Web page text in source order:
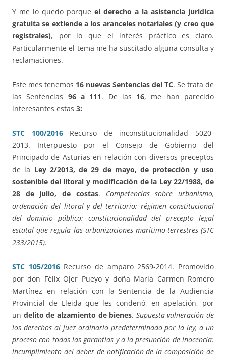
Y me lo quedo porque el derecho a la asistencia jurídica
gratuita se extiende a los aranceles notariales (y creo que
registrales), por lo que el interés práctico es claro.
Particularmente el tema me ha suscitado alguna consulta y
reclamaciones.
Este mes tenemos 16 nuevas Sentencias del TC. Se trata de
las Sentencias 96 a 111. De las 16, me han parecido
interesantes estas 3:
STC 100/2016
Recurso de inconstitucionalidad 5020-
2013. Interpuesto por el Consejo de Gobierno del
Principado de Asturias en relación con diversos preceptos
de la Ley 2/2013, de 29 de mayo, de protección y uso
sostenible del litoral y modificación de la Ley 22/1988, de
28 de julio, de costas. Competencias sobre urbanismo,
ordenación del litoral y del territorio; régimen constitucional
del dominio público: constitucionalidad del precepto legal
estatal que regula las urbanizaciones marítimo-terrestres (STC
233/2015).
STC 105/2016Recurso de amparo 2569-2014. Promovido
por don Félix Ojer Pueyo y doña María Carmen Romero
Martínez en relación con la Sentencia de la Audiencia
Provincial de Lleida que les condenó, en apelación, por
un delito de alzamiento de bienes. Supuesta vulneración de
los derechos al juez ordinario predeterminado por la ley, a un
proceso con todas las garantías y a la presunción de inocencia:
incumplimiento del deber de notificación de la composición de